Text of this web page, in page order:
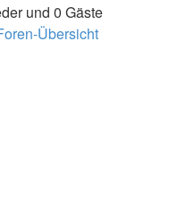
und 0 Gäste
Übersicht